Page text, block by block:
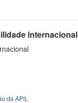
internacional
da API).